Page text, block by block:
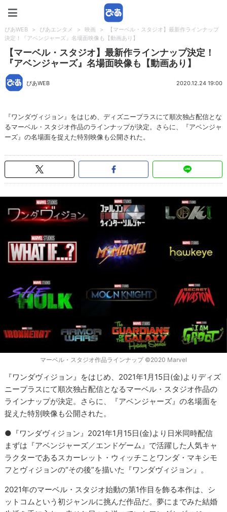
ぴあWEB > ぴあエンタメ > 映画 >
【マーベル・スタジオ】最新作ラインナップ
決定！『アベンジャーズ』名場面映像も【動画あり】
【マーベル・スタジオ】最新作ラインナップ決定！
『アベンジャーズ』名場面映像も【動画あり】
ぴあWEB 2020.12.24 19:00
『ワンダヴィジョン』をはじめ、ディズニープラスにて順次独占配信とな
るマーベル・スタジオ作品のラインナップが決定。さらに、『アベンジャ
ーズ』の名場面を捉えた特別映像も公開された。
マーベル・スタジオ作品ラインナップ ©2020 Marvel
『ワンダヴィジョン』をはじめ、2021年1月15日(金)よりディズ
ニープラスにて順次独占配信となるマーベル・スタジオ作品の
ラインナップが決定。さらに、『アベンジャーズ』の名場面を
捉えた特別映像も公開された。
●『ワンダヴィジョン』2021年1月15日(金)より日米同時配信
まずは『アベンジャーズ／エンドゲーム』で活躍した人気キャ
ラクターであるスカーレット・ウィッチことワンダ・マキシモ
フとヴィジョンの“その後”を描いた『ワンダヴィジョン』。
2021年のマーベル・スタジオ始動の第1作目を飾る本作は、シ
ットコムという初ジャンルに挑んだ作品だ。夢にまでみた結婚